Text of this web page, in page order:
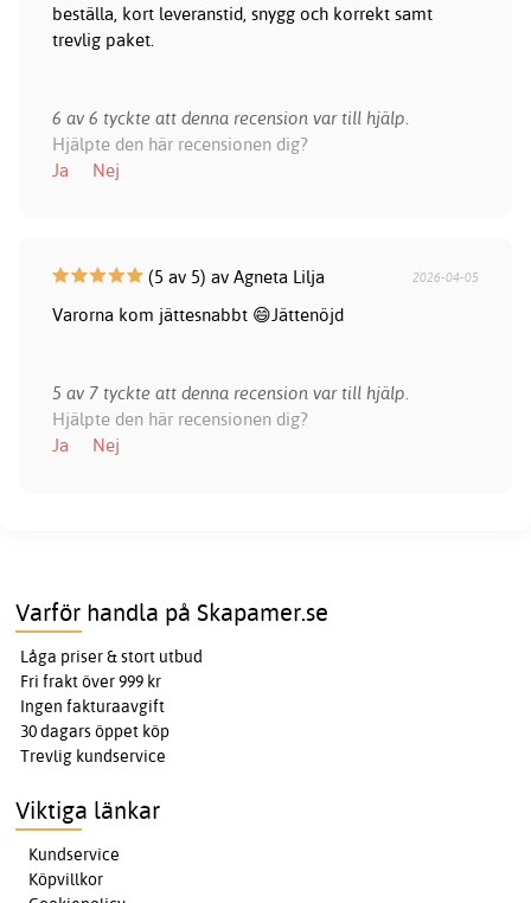
beställa, kort leveranstid, snygg och korrekt samt
trevlig paket.
6 av 6 tyckte att denna recension var till hjälp.
Hjälpte den här recensionen dig?
Ja
Nej
(5 av 5) av Agneta Lilja 2026-04-05
Varorna kom jättesnabbt 😄Jättenöjd
5 av 7 tyckte att denna recension var till hjälp.
Hjälpte den här recensionen dig?
Ja
Nej
Varför handla på Skapamer.se
Låga priser & stort utbud
Fri frakt över 999 kr
Ingen fakturaavgift
30 dagars öppet köp
Trevlig kundservice
Viktiga länkar
Kundservice
Köpvillkor